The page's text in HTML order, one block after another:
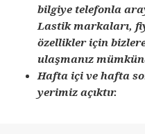
bilgiye telefonla
Lastik markaları,
özellikler için
ulaşmanız
Hafta içi ve hafta
yerimiz açıktır.